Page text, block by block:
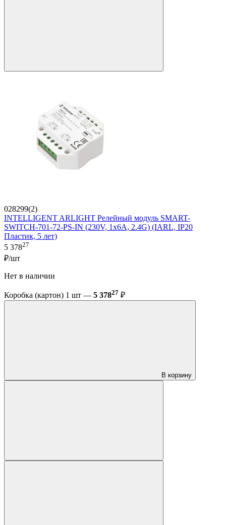
028299(2)
INTELLIGENT ARLIGHT Релейный модуль SMART-
SWITCH-701-72-PS-IN (230V, 1x6A, 2.4G) (IARL, IP20
Пластик, 5 лет)
5 37827
₽/шт
Нет в наличии
Коробка (картон) 1 шт — 5 37827 ₽
В корзину